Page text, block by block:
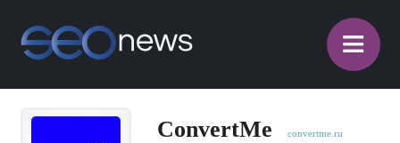
≡
ConvertMe convertme.ru